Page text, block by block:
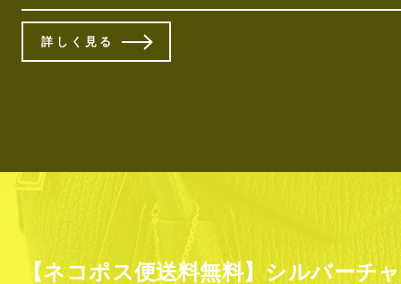
詳しく見る
【ネコポス便送料無料】シルバーチ